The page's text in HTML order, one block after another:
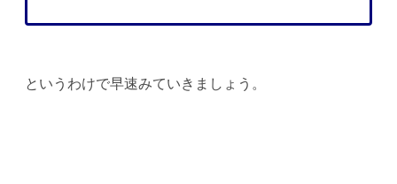
というわけで早速みていきましょう。